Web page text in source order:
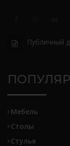
Публичный
Мебель
Столы
Стулья